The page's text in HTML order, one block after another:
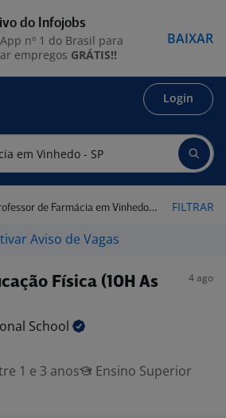
Login
de Farmácia em Vinhedo - SP FILTRAR
Aviso de Vagas
Física (10H As
4 ago
School
1 e 3 anos
Ensino Superior
do Infojobs
nº 1 do Brasil para
empregos GRÁTIS!!
BAIXAR